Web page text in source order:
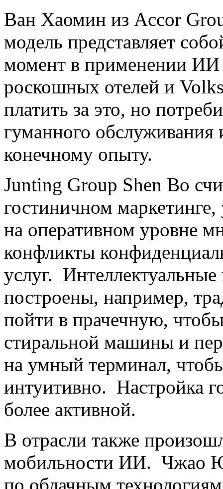
Ван Хаомин из Accor
модель представляет
момент в применении ИИ
роскошных отелей и
платить за это, но
гуманного обслуживания
конечному опыту.
Junting Group Shen Bo
гостиничном
на оперативном уровне
конфликты
услуг.
построены, например,
пойти в прачечную,
стиральной машины и
на умный терминал,
интуитивно. Настройка
более активной.
В отрасли также
мобильности ИИ. Чжао
по облачным